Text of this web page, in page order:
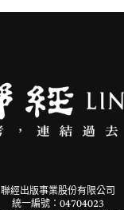
聯經出版事業股份有限公司
統一編號：04704023